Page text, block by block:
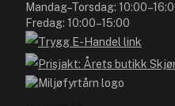
Mandag–Torsdag:
Fredag: 10:00–15:00